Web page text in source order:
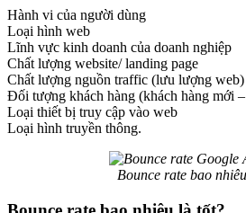
Hành vi của người dùng
Loại hình web
Lĩnh vực kinh doanh của doanh nghiệp
Chất lượng website/ landing page
Chất lượng nguồn traffic (lưu lượng web)
Đối tượng khách hàng (khách hàng mới
Loại thiết bị truy cập vào web
Loại hình truyền thông.
Bounce rate bao